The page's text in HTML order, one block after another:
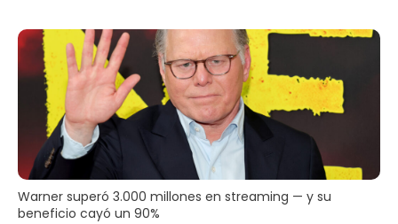
Warner superó 3.000 millones en streaming — y su
beneficio cayó un 90%